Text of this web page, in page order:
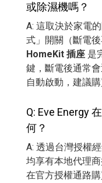
或除濕機嗎？
A: 這取決於家電
式」開關（斷電
HomeKit 插座 是
鍵，斷電後通常
自動啟動，建議
Q: Eve Energy
何？
A: 透過台灣授權
均享有本地代理
在官方授權通路